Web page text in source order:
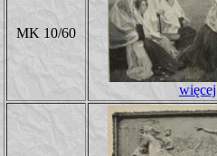
MK 10/60
więcej